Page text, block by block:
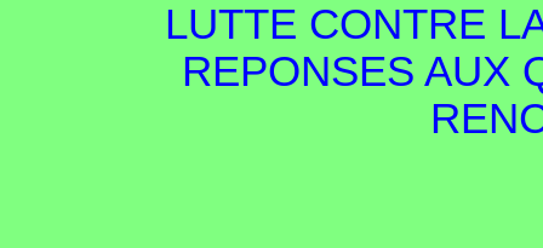
LUTTE CONTRE
REPONSES AUX